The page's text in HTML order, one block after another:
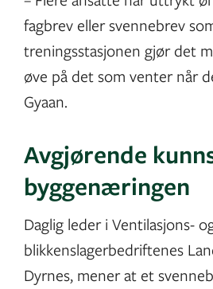
fagbrev eller svennebrev
treningsstasjonen gjør det
øve på det som venter når
Gyaan.
Avgjørende
byggenæringen
Daglig leder i Ventilasjons-
blikkenslagerbedriftenes
Dyrnes, mener at et